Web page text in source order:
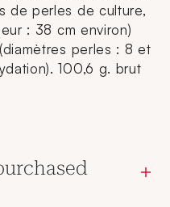
de perles de culture,
: 38 cm environ)
perles : 8 et
100,6 g. brut